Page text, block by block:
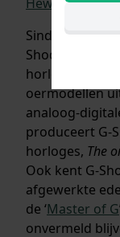
Sinds de
Shock
horloges
oermodellen
analoog-
produceert G-
horloges, The
Ook kent G-
afgewerkte
de ‘Master of G
onvermeld